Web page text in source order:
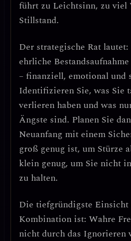
führt zu Leichtsinn, zu viel
Stillstand.
Der strategische Rat lautet:
ehrliche
– finanziell, emotional und
Identifizieren Sie, was Sie
verlieren haben und was
Ängste sind. Planen Sie
Neuanfang mit einem
groß genug ist, um Stürze
klein genug, um Sie nicht
zu halten.
Die tiefgründigste Einsicht
Kombination ist: Wahre
nicht durch das Ignorieren